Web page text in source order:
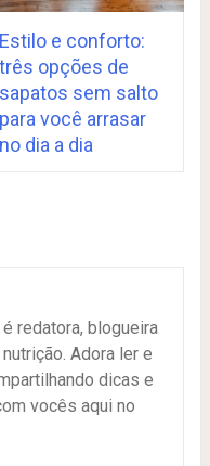
Estilo e conforto:
três opções de
sapatos sem salto
para você arrasar
no dia a dia
redatora, blogueira
Adora ler e
dicas e
vocês aqui no